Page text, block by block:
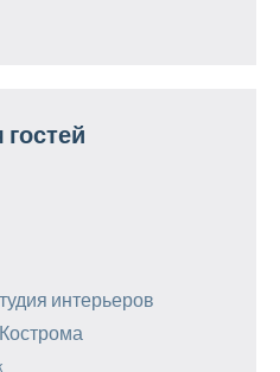
интерьеров